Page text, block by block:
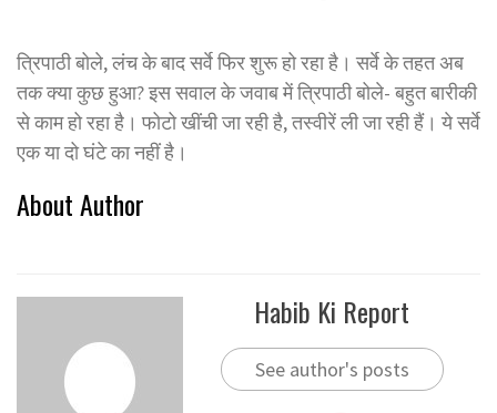
त्रिपाठी बोले, लंच के बाद सर्वे फिर शुरू हो रहा है। सर्वे के तहत अब
तक क्या कुछ हुआ? इस सवाल के जवाब में त्रिपाठी बोले- बहुत बारीकी
से काम हो रहा है। फोटो खींची जा रही है, तस्वीरें ली जा रही हैं। ये सर्वे
एक या दो घंटे का नहीं है।
About Author
Habib Ki Report
See author's posts